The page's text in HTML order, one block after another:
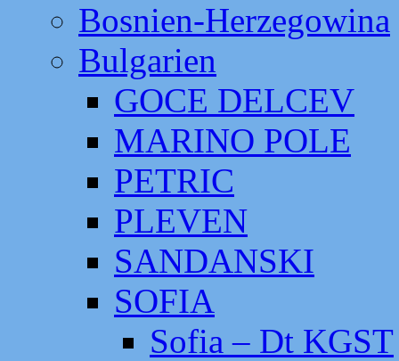
Bosnien-Herzegowina
Bulgarien
GOCE DELCEV
MARINO POLE
PETRIC
PLEVEN
SANDANSKI
SOFIA
Sofia – Dt KGST